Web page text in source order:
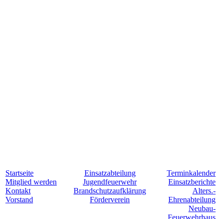
Startseite
Mitglied werden
Kontakt
Vorstand
Einsatzabteilung
Jugendfeuerwehr
Brandschutzaufklärung
Förderverein
Terminkalender
Einsatzberichte
Alters.-
Ehrenabteilung
Neubau-
Feuerwehrhaus